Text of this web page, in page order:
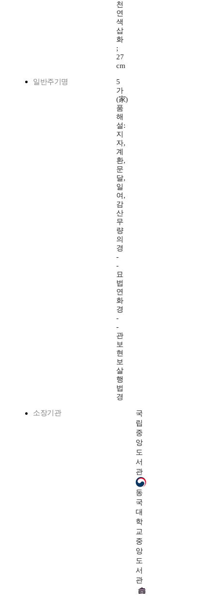
천
연
색
삽
화
;
27
cm
일반주기명
5
가
(家)
품
해
설:
지
자,
계
환,
문
달,
일
여,
감
산
무
량
의
경
-
-
묘
법
연
화
경
-
-
관
보
현
보
살
행
법
경
소장기관
국
립
중
앙
도
서
관
동
국
대
학
교
중
앙
도
서
관